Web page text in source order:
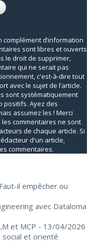
d’information
sont libres et ouverts
le droit de supprimer,
qui ne serait pas
c'est-à-dire tout
avec le sujet de l’article.
sont systématiquement
positifs. Ayez des
assumez les ! Merci
les commentaires ne sont
de chaque article. Si
d'un article,
commentaires.
il empêcher ou
avec Dataloma
et MCP - 13/04/2026
social et orienté